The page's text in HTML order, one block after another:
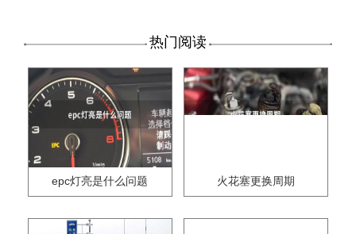
热门阅读
epc灯亮是什么问题 火花塞更换周期